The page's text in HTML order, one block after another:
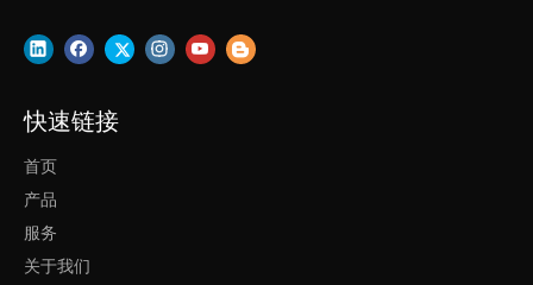
快速链接
首页
产品
服务
关于我们